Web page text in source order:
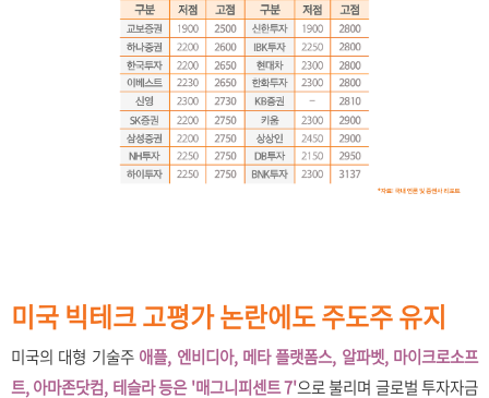
미국 빅테크 고평가 논란에도 주도주 유지
미국의 대형 기술주 애플, 엔비디아, 메타 플랫폼스, 알파벳, 마이크로소프
트, 아마존닷컴, 테슬라 등은 '매그니피센트 7'으로 불리며 글로벌 투자자금